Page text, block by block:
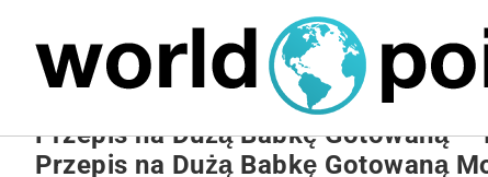
NIERUCHOMOŚCI
Przepis na Dużą Babkę Gotowaną –
Przepis na Dużą Babkę Gotowaną